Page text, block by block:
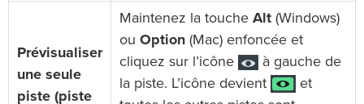
Prévisualiser
une seule
piste (piste
Maintenez la touche Alt (Windows)
ou Option (Mac) enfoncée et
cliquez sur l’icône
à gauche de
la piste. L’icône devient
et